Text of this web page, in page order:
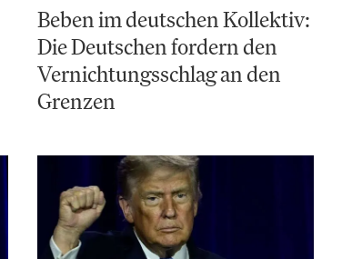
Beben im deutschen Kollektiv:
Die Deutschen fordern den
Vernichtungsschlag an den
Grenzen